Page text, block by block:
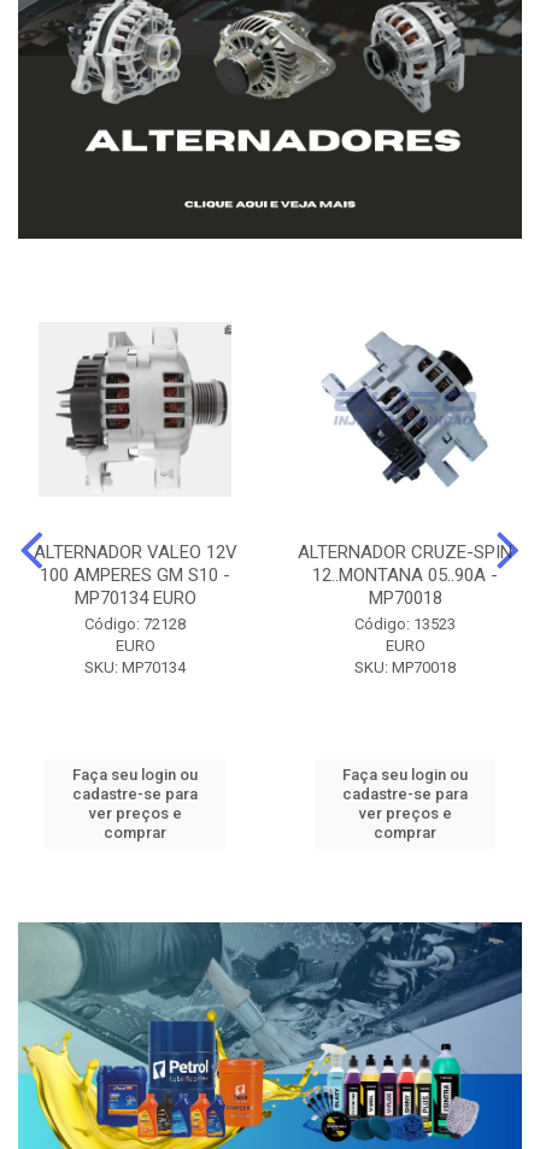
ALTERNADOR VALEO 12V
100 AMPERES GM S10 -
MP70134 EURO
Código: 72128
EURO
SKU: MP70134
Faça seu login ou
cadastre-se para
ver preços e
comprar
ALTERNADOR CRUZE-SPIN
12..MONTANA 05..90A -
MP70018
Código: 13523
EURO
SKU: MP70018
Faça seu login ou
cadastre-se para
ver preços e
comprar